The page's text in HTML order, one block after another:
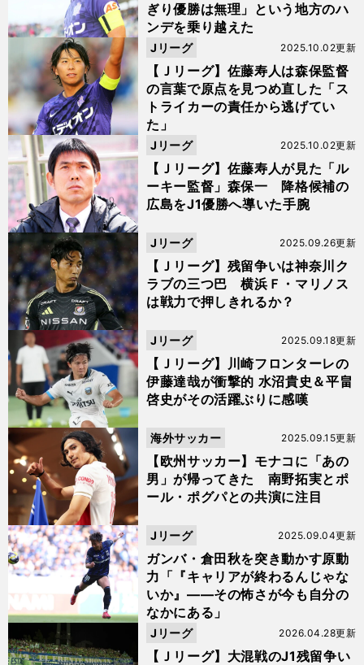
ぎり優勝は無理」という地方のハ
ンデを乗り越えた
【Ｊリーグ】佐藤寿人は森保監督
の言葉で原点を見つめ直した「ス
トライカーの責任から逃げてい
た」
2025.10.02更新
Jリーグ
【Ｊリーグ】佐藤寿人が見た「ル
ーキー監督」森保一 降格候補の
広島をJ1優勝へ導いた手腕
2025.10.02更新
Jリーグ
【Ｊリーグ】残留争いは神奈川ク
ラブの三つ巴 横浜Ｆ・マリノス
は戦力で押しきれるか？
2025.09.26更新
Jリーグ
【Ｊリーグ】川崎フロンターレの
伊藤達哉が衝撃的 水沼貴史＆平畠
啓史がその活躍ぶりに感嘆
2025.09.18更新
Jリーグ
【欧州サッカー】モナコに「あの
男」が帰ってきた 南野拓実とポ
ール・ポグパとの共演に注目
2025.09.15更新
海外サッカー
ガンバ・倉田秋を突き動かす原動
力「『キャリアが終わるんじゃな
いか』――その怖さが今も自分の
なかにある」
2025.09.04更新
Jリーグ
【Ｊリーグ】大混戦のJ1残留争い
2026.04.28更新
Jリーグ